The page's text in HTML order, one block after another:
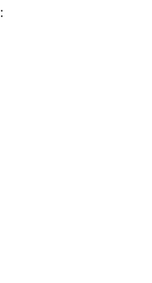
: